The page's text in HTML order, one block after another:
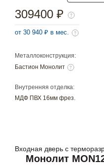
Металлоконструкция:
Бастион Монолит
Внутренняя отделка:
МДФ ПВХ 16мм фрез.
309400 ₽
от 30 940 ₽ в мес.
Входная дверь с
Монолит